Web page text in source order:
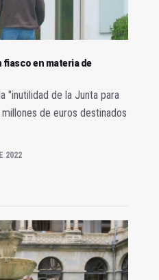
fiasco en materia de
"inutilidad de la Junta para
de euros destinados
2022